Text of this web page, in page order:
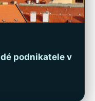
podnikatele v